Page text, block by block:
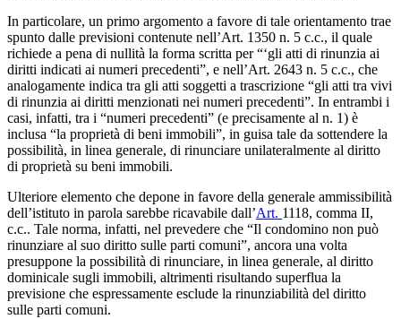
In particolare, un primo argomento a favore di tale orientamento trae
spunto dalle previsioni contenute nell’Art. 1350 n. 5 c.c., il quale
richiede a pena di nullità la forma scritta per “‘gli atti di rinunzia ai
diritti indicati ai numeri precedenti”, e nell’Art. 2643 n. 5 c.c., che
analogamente indica tra gli atti soggetti a trascrizione “gli atti tra vivi
di rinunzia ai diritti menzionati nei numeri precedenti”. In entrambi i
casi, infatti, tra i “numeri precedenti” (e precisamente al n. 1) è
inclusa “la proprietà di beni immobili”, in guisa tale da sottendere la
possibilità, in linea generale, di rinunciare unilateralmente al diritto
di proprietà su beni immobili.
Ulteriore elemento che depone in favore della generale ammissibilità
dell’istituto in parola sarebbe ricavabile dall’Art. 1118, comma II,
c.c.. Tale norma, infatti, nel prevedere che “Il condomino non può
rinunziare al suo diritto sulle parti comuni”, ancora una volta
presuppone la possibilità di rinunciare, in linea generale, al diritto
dominicale sugli immobili, altrimenti risultando superflua la
previsione che espressamente esclude la rinunziabilità del diritto
sulle parti comuni.